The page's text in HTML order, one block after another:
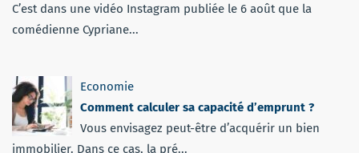
C’est dans une vidéo Instagram publiée le 6 août que la
comédienne Cypriane...
Economie
Comment calculer sa capacité d’emprunt ?
Vous envisagez peut-être d’acquérir un bien
immobilier. Dans ce cas, la pré...